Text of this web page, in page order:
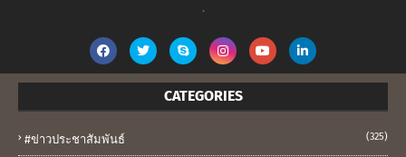
.
CATEGORIES
#ข่าวประชาสัมพันธ์ (325)